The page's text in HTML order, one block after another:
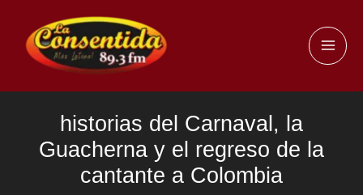
contenido
historias del Carnaval, la
Guacherna y el regreso de la
cantante a Colombia